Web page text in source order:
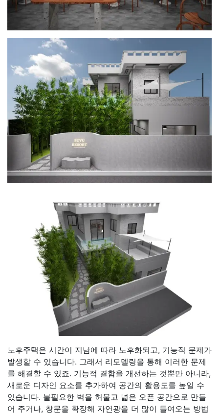
노후주택은 시간이 지남에 따라 노후화되고, 기능적 문제가
발생할 수 있습니다. 그래서 리모델링을 통해 이러한 문제
를 해결할 수 있죠. 기능적 결함을 개선하는 것뿐만 아니라,
새로운 디자인 요소를 추가하여 공간의 활용도를 높일 수
있습니다. 불필요한 벽을 허물고 넓은 오픈 공간으로 만들
어 주거나, 창문을 확장해 자연광을 더 많이 들여오는 방법